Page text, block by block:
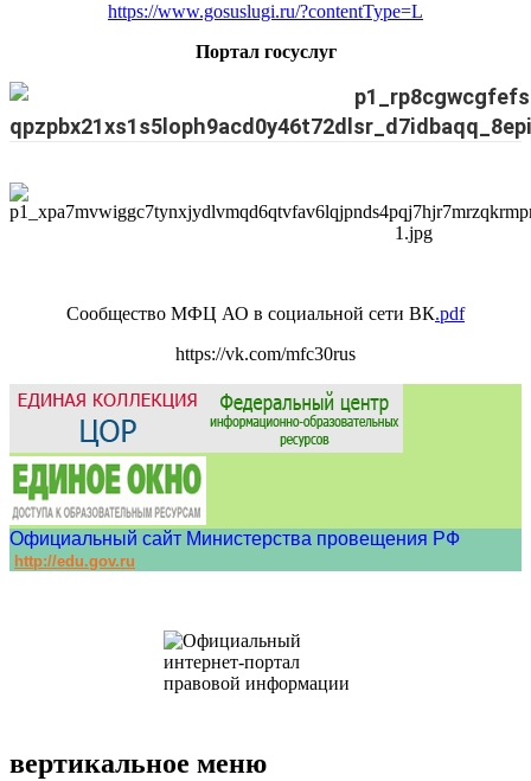
https://www.gosuslugi.ru/?contentType=L
Портал госуслуг
Сообщество МФЦ АО в социальной сети ВК.pdf
https://vk.com/mfc30rus
Официальный сайт Министерства провещения РФ
http://edu.gov.ru
вертикальное меню